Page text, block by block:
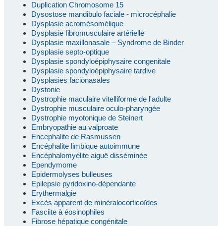
Duplication Chromosome 15
Dysostose mandibulo faciale - microcéphalie
Dysplasie acromésomélique
Dysplasie fibromusculaire artérielle
Dysplasie maxillonasale – Syndrome de Binder
Dysplasie septo-optique
Dysplasie spondyloépiphysaire congenitale
Dysplasie spondyloépiphysaire tardive
Dysplasies facionasales
Dystonie
Dystrophie maculaire vitelliforme de l'adulte
Dystrophie musculaire oculo-pharyngée
Dystrophie myotonique de Steinert
Embryopathie au valproate
Encephalite de Rasmussen
Encéphalite limbique autoimmune
Encéphalomyélite aiguë disséminée
Ependymome
Epidermolyses bulleuses
Epilepsie pyridoxino-dépendante
Erythermalgie
Excès apparent de minéralocorticoïdes
Fasciite à éosinophiles
Fibrose hépatique congénitale